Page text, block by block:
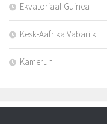
Ekvatoriaal-Guinea
Kesk-Aafrika Vabariik
Kamerun